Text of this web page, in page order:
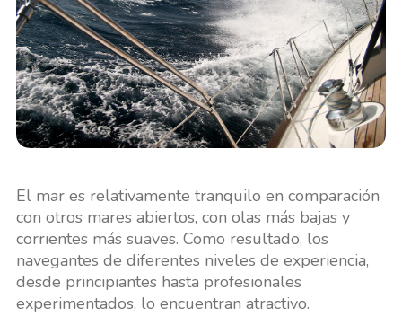
El mar es relativamente tranquilo en comparación
con otros mares abiertos, con olas más bajas y
corrientes más suaves. Como resultado, los
navegantes de diferentes niveles de experiencia,
desde principiantes hasta profesionales
experimentados, lo encuentran atractivo.